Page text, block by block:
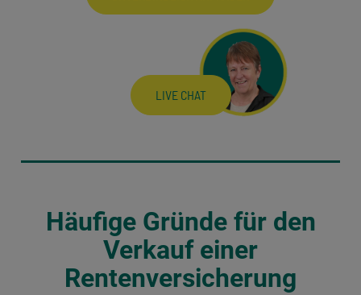
LIVE CHAT
Häufige Gründe für den
Verkauf einer
Rentenversicherung